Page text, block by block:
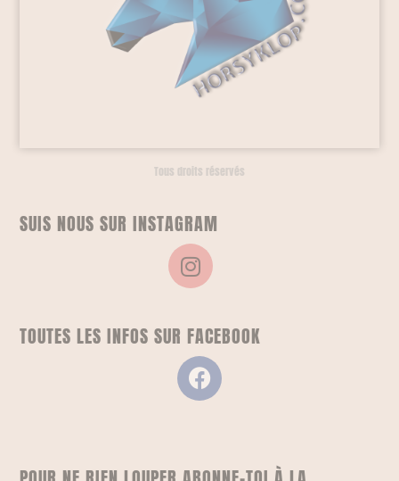
Tous droits réservés
SUIS NOUS SUR INSTAGRAM
TOUTES LES INFOS SUR FACEBOOK